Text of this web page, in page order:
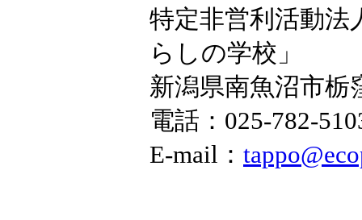
特定非営利活動法
らしの学校」
新潟県南魚沼市栃
電話：025-782-
E-mail：